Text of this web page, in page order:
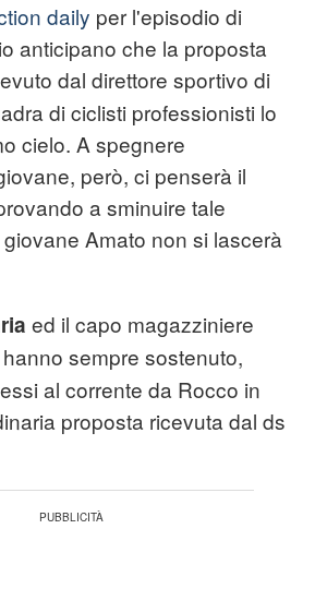
daily per l'episodio di
anticipano che la proposta
dal direttore sportivo di
di ciclisti professionisti lo
cielo. A spegnere
però, ci penserà il
a sminuire tale
Amato non si lascerà
ed il capo magazziniere
sempre sostenuto,
al corrente da Rocco in
proposta ricevuta dal ds